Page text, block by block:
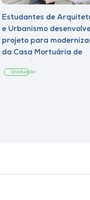
Estudantes de
e Urbanismo
projeto para
da Casa Mortuária de
Graduação